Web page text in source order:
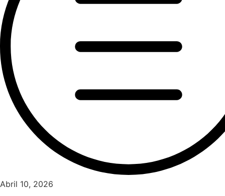
Abril 10, 2026